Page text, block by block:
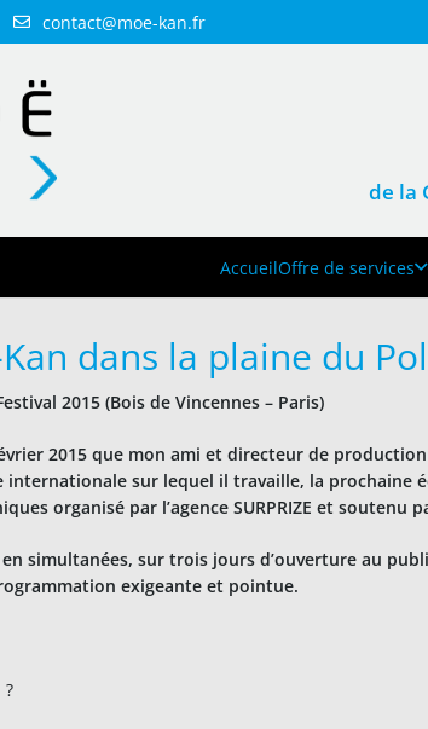
contact@moe-kan.fr
de la
AccueilOffre de services
dans la plaine du
2015 (Bois de Vincennes – Paris)
2015 que mon ami et directeur de
internationale sur lequel il travaille, la prochaine
organisé par l’agence SURPRIZE et soutenu
simultanées, sur trois jours d’ouverture au
exigeante et pointue.
?